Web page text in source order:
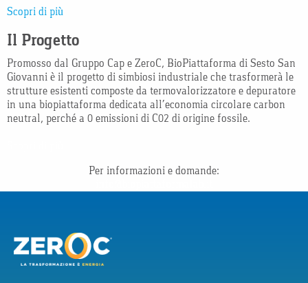
Scopri di più
Il Progetto
Promosso dal Gruppo Cap e ZeroC, BioPiattaforma di Sesto San
Giovanni è il progetto di simbiosi industriale che trasformerà le
strutture esistenti composte da termovalorizzatore e depuratore
in una biopiattaforma dedicata all’economia circolare carbon
neutral, perché a 0 emissioni di C02 di origine fossile.
Per informazioni e domande: